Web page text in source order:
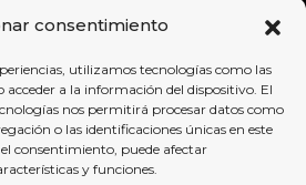
consentimiento
utilizamos tecnologías como las
acceder a la información del dispositivo. El
nos permitirá procesar datos como
o las identificaciones únicas en este
consentimiento, puede afectar
y funciones.